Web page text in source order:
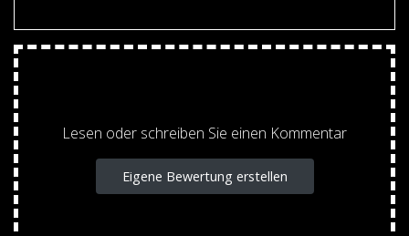
Lesen oder schreiben Sie einen Kommentar
Eigene Bewertung erstellen